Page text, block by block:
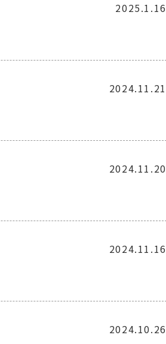
2025.1.16
2024.11.21
2024.11.20
2024.11.16
2024.10.26